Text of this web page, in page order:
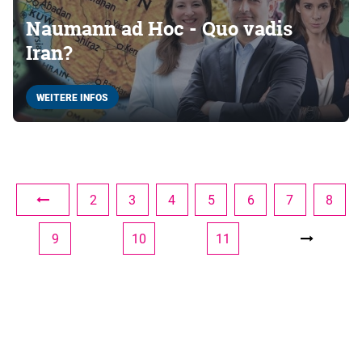
Naumann ad Hoc - Quo vadis
Iran?
WEITERE INFOS
2 3 4 5 6 7 8
9 10 11